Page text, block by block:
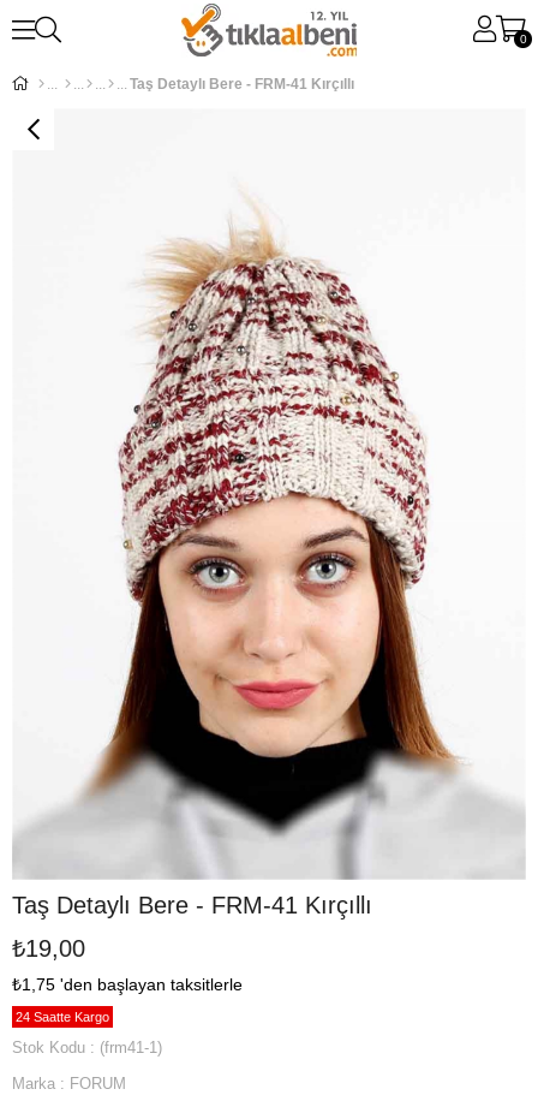
0
Taş Detaylı Bere - FRM-41 Kırçıllı
Taş Detaylı Bere - FRM-41 Kırçıllı
₺19,00
₺1,75 'den başlayan taksitlerle
24 Saatte Kargo
Stok Kodu
(frm41-1)
Marka : FORUM